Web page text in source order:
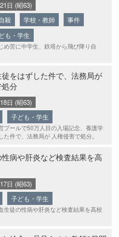
日 (昭63)
殺 学校・教師
事件
も・学生
め苦に中学生、鉄塔から飛び降り自
をはずした件で、法務局が
分
日 (昭63)
子ども・学生
プールで50万人目の入場記念、養護学
た件で、法務局が 人権侵害で処分。
病や肝炎など検査結果を高
日 (昭63)
子ども・学生
生徒の性病や肝炎など検査結果を高校